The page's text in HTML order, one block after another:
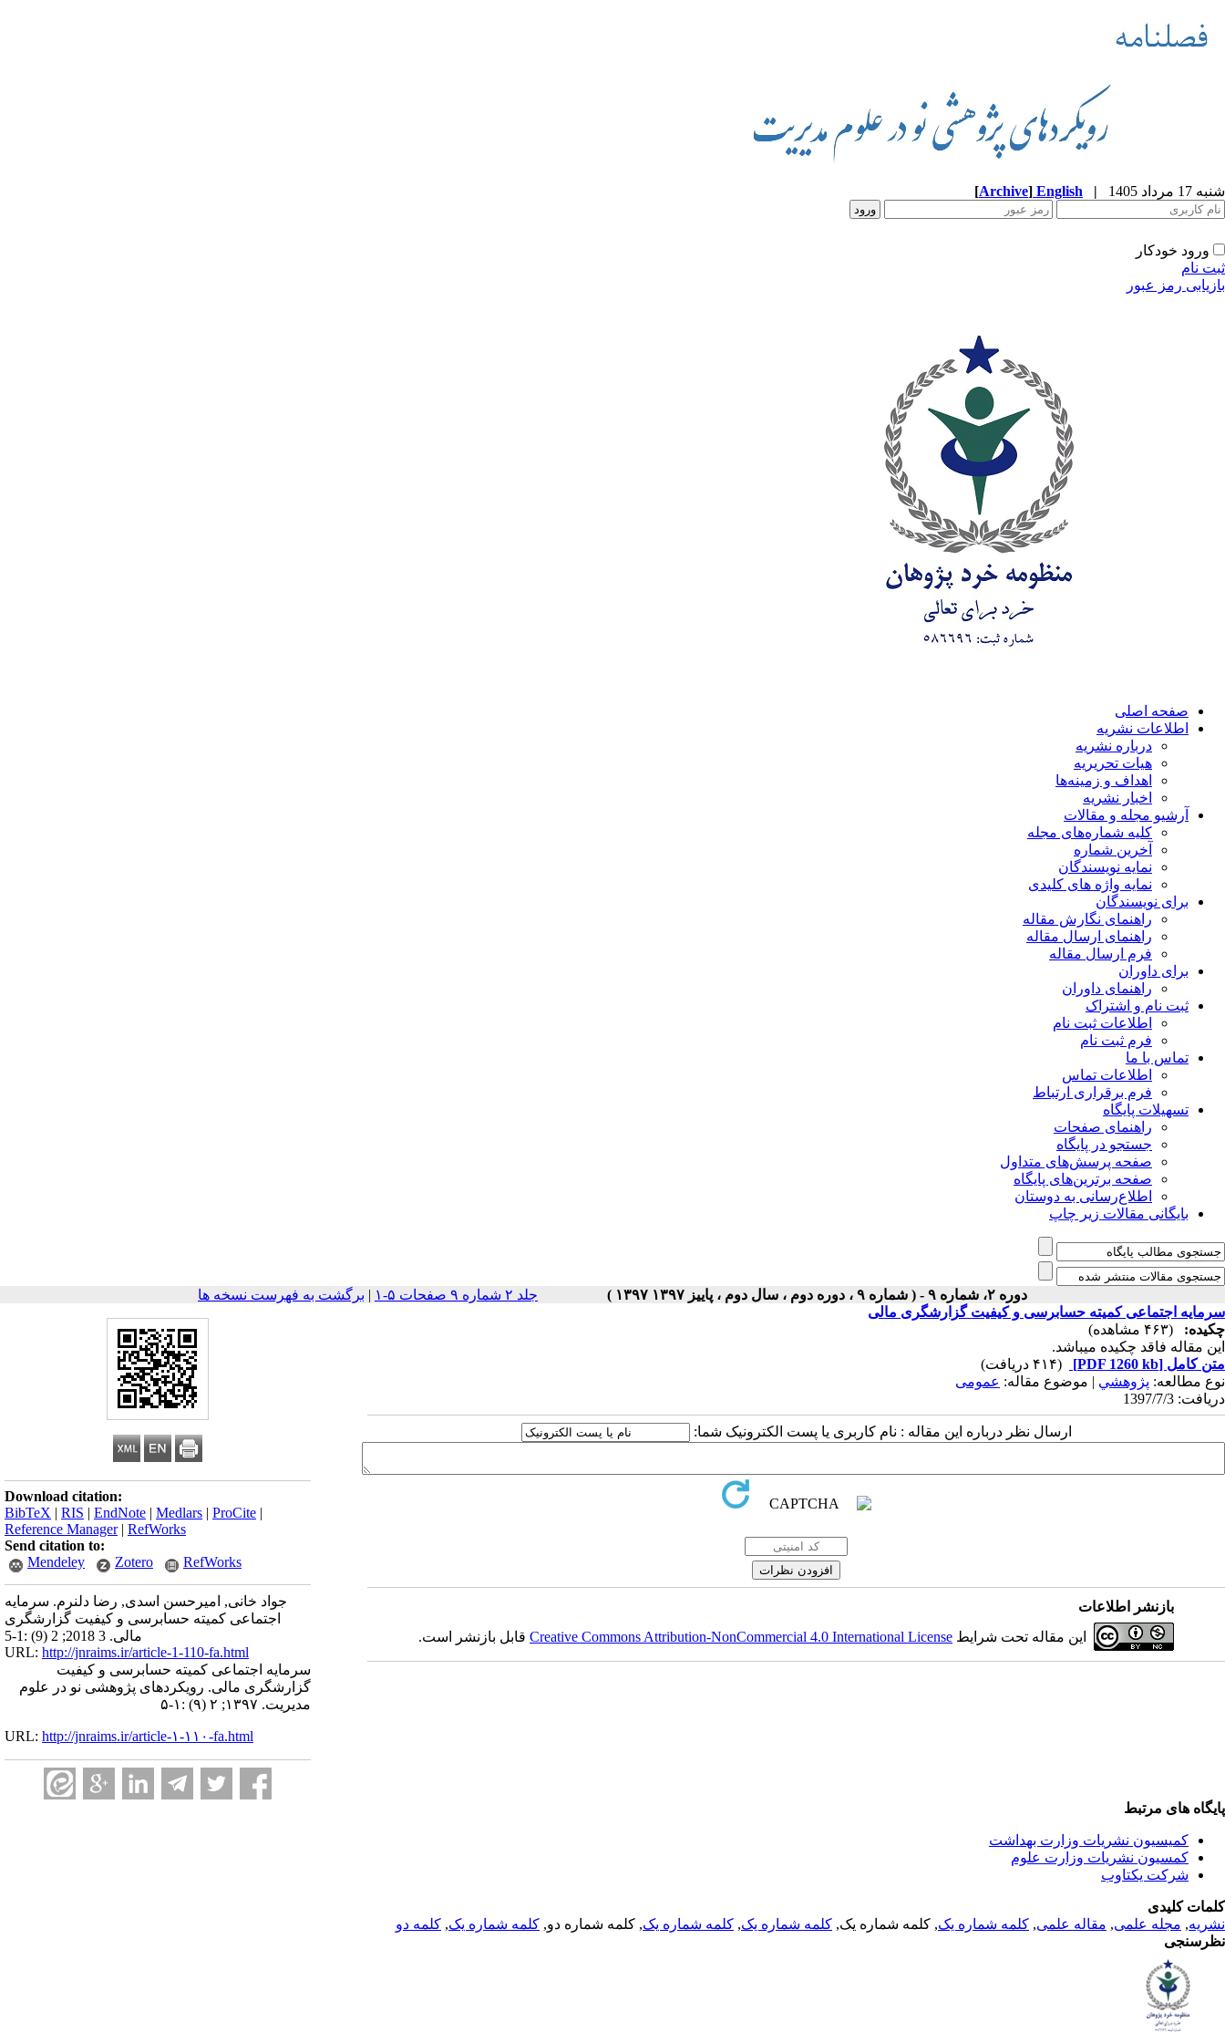
شنبه 17 مرداد 1405 |
English
[Archive]
ورود خودکار
ثبت نام
بازیابی رمز عبور
صفحه اصلی
اطلاعات نشریه
درباره نشریه
هیات تحریریه
اهداف و زمینه‌ها
اخبار نشریه
آرشیو مجله و مقالات
کلیه شماره‌های مجله
آخرین شماره
نمایه نویسندگان
نمایه واژه های کلیدی
برای نویسندگان
راهنمای نگارش مقاله
راهنمای ارسال مقاله
فرم ارسال مقاله
برای داوران
راهنمای داوران
ثبت نام و اشتراک
اطلاعات ثبت نام
فرم ثبت نام
تماس با ما
اطلاعات تماس
فرم برقراری ارتباط
تسهیلات پایگاه
راهنمای صفحات
جستجو در پایگاه
صفحه پرسش‌های متداول
صفحه برترین‌های پایگاه
اطلاع‌رسانی به دوستان
بایگانی مقالات زیر چاپ
دوره ۲، شماره ۹ - ( شماره ۹ ، دوره دوم ، سال دوم ، پاییز ۱۳۹۷ ۱۳۹۷ ) جلد ۲ شماره ۹ صفحات ۵-۱ | برگشت به فهرست نسخه ها
Download citation:
BibTeX | RIS | EndNote | Medlars | ProCite |
Reference Manager| RefWorks
Send citation to:
Mendeley
Zotero RefWorks
جواد خانی, امیرحسن اسدی, رضا دلنرم. سرمایه
اجتماعی کمیته حسابرسی و کیفیت گزارشگری
مالی. 3 2018; 2 (9) :1-5
URL: http://jnraims.ir/article-1-110-fa.html
سرمایه اجتماعی کمیته حسابرسی و کیفیت
گزارشگری مالی. رویکردهای پژوهشی نو در علوم
مدیریت. ۱۳۹۷; ۲ (۹) :۱-۵
URL: http://jnraims.ir/article-۱-۱۱۰-fa.html
سرمایه اجتماعی کمیته حسابرسی و کیفیت گزارشگری مالی
چکیده:
(۴۶۳ مشاهده)
این مقاله فاقد چکیده می​باشد.
متن کامل [PDF 1260 kb]
(۴۱۴ دریافت)
نوع مطالعه: پژوهشي | موضوع مقاله: عمومى
دریافت: 1397/7/3
ارسال نظر درباره این مقاله : نام کاربری یا پست الکترونیک شما:
بازنشر اطلاعات
این مقاله تحت شرایط Creative Commons Attribution-NonCommercial 4.0 International Licenseقابل بازنشر است.
پایگاه های مرتبط
کمیسیون نشریات وزارت بهداشت
کمسیون نشریات وزارت علوم
شرکت یکتاوب
کلمات کلیدی
نشریه, مجله علمی, مقاله علمی, کلمه شماره یک, کلمه شماره یک, کلمه شماره یک, کلمه شماره یک, کلمه شماره دو, کلمه شماره یک, کلمه دو
نظرسنجی